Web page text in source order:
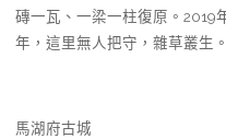
磚一瓦、一梁一柱復原。2019
年，這里無人把守，雜草叢生
馬湖府古城